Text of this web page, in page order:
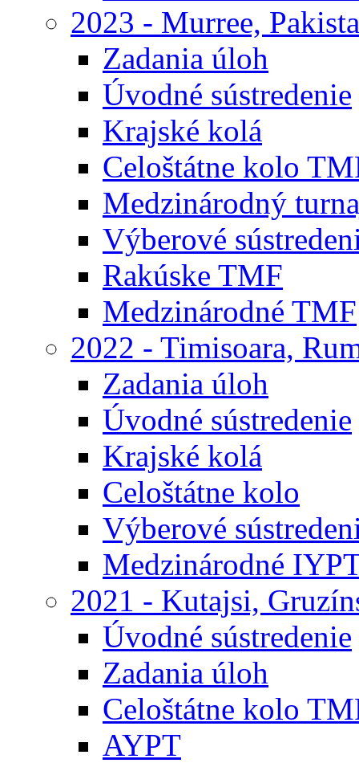
2023 - Murree,
Zadania úloh
Úvodné sústredenie
Krajské kolá
Celoštátne kolo
Medzinárodný
Výberové
Rakúske TMF
Medzinárodné TMF
2022 - Timisoara,
Zadania úloh
Úvodné sústredenie
Krajské kolá
Celoštátne kolo
Výberové
Medzinárodné
2021 - Kutajsi,
Úvodné sústredenie
Zadania úloh
Celoštátne kolo
AYPT